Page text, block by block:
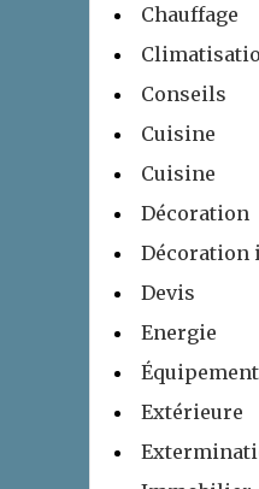
Chauffage
Conseils
Cuisine
Cuisine
Décoration
Décoration
Devis
Energie
Extérieure